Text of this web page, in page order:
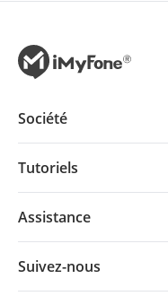
Société
Tutoriels
Assistance
Suivez-nous